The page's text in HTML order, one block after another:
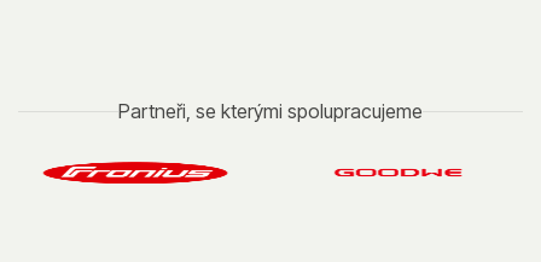
Partneři, se kterými spolupracujeme